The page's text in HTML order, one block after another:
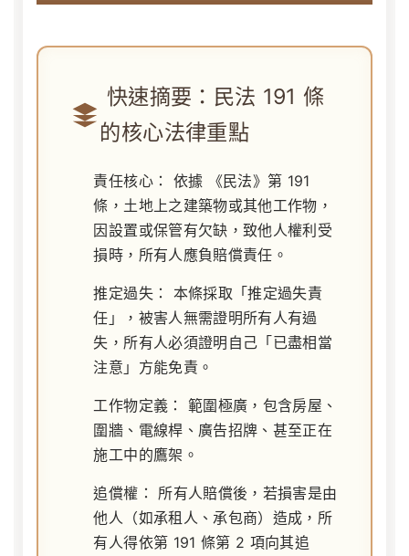
快速摘要：民法 191 條
的核心法律重點
責任核心： 依據
《民法》第 191
條 ，土地上之建築物或其他工作物，
因設置或保管有欠缺，致他人權利受
損時，所有人應負賠償責任。
推定過失：
本條採取「推定過失責
任」，被害人無需證明所有人有過
失，所有人必須證明自己「已盡相當
注意」方能免責。
工作物定義：
範圍極廣，包含房屋、
圍牆、電線桿、廣告招牌、甚至正在
施工中的鷹架。
追償權：
所有人賠償後，若損害是由
他人（如承租人、承包商）造成，所
有人得依第 191 條第 2 項向其追